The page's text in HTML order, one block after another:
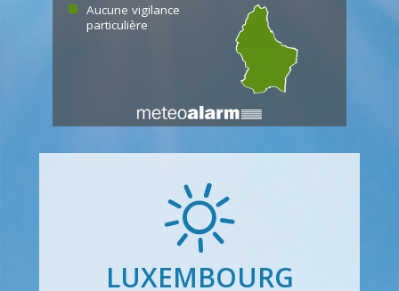
Aucune vigilance
particulière
LUXEMBOURG